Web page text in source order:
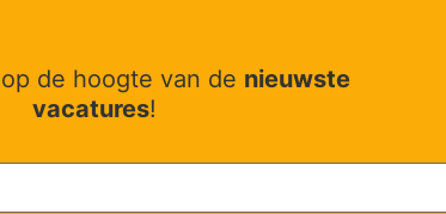
de hoogte van de nieuwste
vacatures!